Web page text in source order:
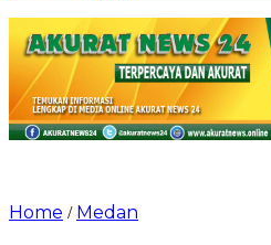
Home / Medan